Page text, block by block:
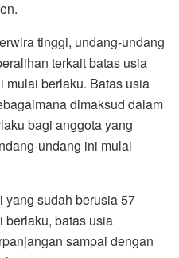
tinggi, undang-undang
terkait batas usia
mulai berlaku. Batas usia
dimaksud dalam
bagi anggota yang
undang ini mulai
yang sudah berusia 57
berlaku, batas usia
sampai dengan